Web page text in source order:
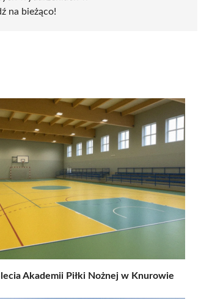
na bieżąco!
Akademii Piłki Nożnej w Knurowie